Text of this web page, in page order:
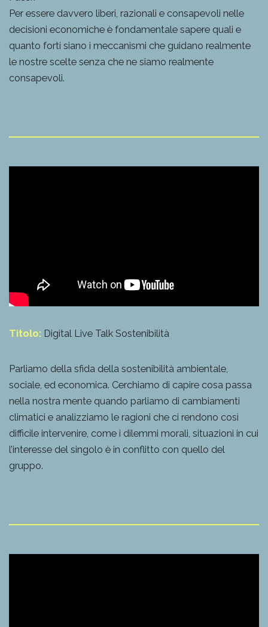
Per essere davvero liberi, razionali e consapevoli nelle
decisioni economiche è fondamentale sapere quali e
quanto forti siano i meccanismi che guidano realmente
le nostre scelte senza che ne siamo realmente
consapevoli.
Titolo: Digital Live Talk Sostenibilità
Parliamo della sfida della sostenibilità ambientale,
sociale, ed economica. Cerchiamo di capire cosa passa
nella nostra mente quando parliamo di cambiamenti
climatici e analizziamo le ragioni che ci rendono così
difficile intervenire, come i dilemmi morali, situazioni in cui
l’interesse del singolo è in conflitto con quello del
gruppo.